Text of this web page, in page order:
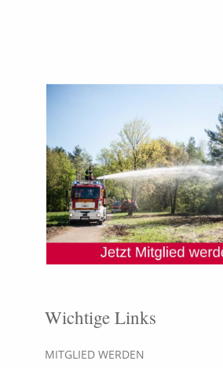
Wichtige Links
MITGLIED WERDEN